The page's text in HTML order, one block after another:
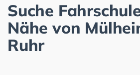
Suche
Nähe von
Ruhr